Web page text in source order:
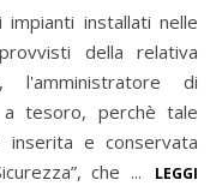
installati nelle
della relativa
l'amministratore di
a tesoro, perchè tale
inserita e conservata
che ...
LEGGI